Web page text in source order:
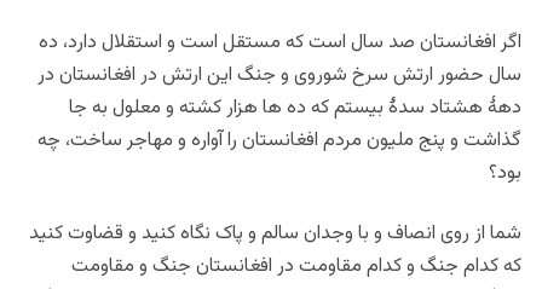
اگر افغانستان صد سال است که مستقل است و استقلال دارد، ده
سال حضور ارتش سرخ شوروی و جنگ این ارتش در افغانستان در
دهۀ هشتاد سدۀ بیستم که ده ها هزار کشته و معلول به جا
گذاشت و پنج ملیون مردم افغانستان را آواره و مهاجر ساخت، چه
بود؟
شما از روی انصاف و با وجدان سالم و پاک نگاه کنید و قضاوت کنید
که کدام جنگ و کدام مقاومت در افغانستان جنگ و مقاومت